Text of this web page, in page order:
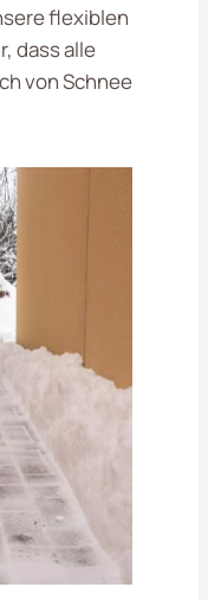
flexiblen
dass alle
von Schnee